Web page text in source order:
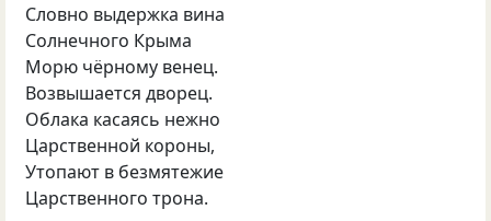
Словно выдержка вина
Солнечного Крыма
Морю чёрному венец.
Возвышается дворец.
Облака касаясь нежно
Царственной короны,
Утопают в безмятежие
Царственного трона.